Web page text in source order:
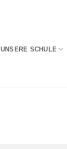
UNSERE SCHULE